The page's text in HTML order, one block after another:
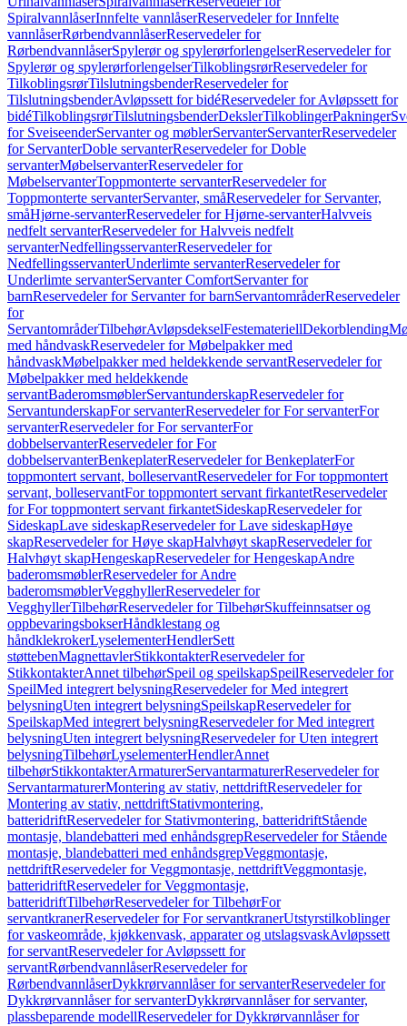
SpiralvannlåserInnfelte vannlåserReservedeler for Innfelte
vannlåserRørbendvannlåserReservedeler for
RørbendvannlåserSpylerør og spylerørforlengelserReservedeler for
Spylerør og spylerørforlengelserTilkoblingsrørReservedeler for
TilkoblingsrørTilslutningsbenderReservedeler for
TilslutningsbenderAvløpssett for bidéReservedeler for Avløpssett for
bidéTilkoblingsrørTilslutningsbenderDekslerTilkoblingerPakninger
for SveiseenderServanter og møblerServanterServanterReservedeler
for ServanterDoble servanterReservedeler for Doble
servanterMøbelservanterReservedeler for
MøbelservanterToppmonterte servanterReservedeler for
Toppmonterte servanterServanter, småReservedeler for Servanter,
småHjørne-servanterReservedeler for Hjørne-servanterHalvveis
nedfelt servanterReservedeler for Halvveis nedfelt
servanterNedfellingsservanterReservedeler for
NedfellingsservanterUnderlimte servanterReservedeler for
Underlimte servanterServanter ComfortServanter for
barnReservedeler for Servanter for barnServantområderReservedeler
for
ServantområderTilbehørAvløpsdekselFestemateriellDekorblending
med håndvaskReservedeler for Møbelpakker med
håndvaskMøbelpakker med heldekkende servantReservedeler for
Møbelpakker med heldekkende
servantBaderomsmøblerServantunderskapReservedeler for
ServantunderskapFor servanterReservedeler for For servanterFor
servanterReservedeler for For servanterFor
dobbelservanterReservedeler for For
dobbelservanterBenkeplaterReservedeler for BenkeplaterFor
toppmontert servant, bolleservantReservedeler for For toppmontert
servant, bolleservantFor toppmontert servant firkantetReservedeler
for For toppmontert servant firkantetSideskapReservedeler for
SideskapLave sideskapReservedeler for Lave sideskapHøye
skapReservedeler for Høye skapHalvhøyt skapReservedeler for
Halvhøyt skapHengeskapReservedeler for HengeskapAndre
baderomsmøblerReservedeler for Andre
baderomsmøblerVegghyllerReservedeler for
VegghyllerTilbehørReservedeler for TilbehørSkuffeinnsatser og
oppbevaringsbokserHåndklestang og
håndklekrokerLyselementerHendlerSett
støttebenMagnettavlerStikkontakterReservedeler for
StikkontakterAnnet tilbehørSpeil og speilskapSpeilReservedeler for
SpeilMed integrert belysningReservedeler for Med integrert
belysningUten integrert belysningSpeilskapReservedeler for
SpeilskapMed integrert belysningReservedeler for Med integrert
belysningUten integrert belysningReservedeler for Uten integrert
belysningTilbehørLyselementerHendlerAnnet
tilbehørStikkontakterArmaturerServantarmaturerReservedeler for
ServantarmaturerMontering av stativ, nettdriftReservedeler for
Montering av stativ, nettdriftStativmontering,
batteridriftReservedeler for Stativmontering, batteridriftStående
montasje, blandebatteri med enhåndsgrepReservedeler for Stående
montasje, blandebatteri med enhåndsgrepVeggmontasje,
nettdriftReservedeler for Veggmontasje, nettdriftVeggmontasje,
batteridriftReservedeler for Veggmontasje,
batteridriftTilbehørReservedeler for TilbehørFor
servantkranerReservedeler for For servantkranerUtstyrstilkoblinger
for vaskeområde, kjøkkenvask, apparater og utslagsvaskAvløpssett
for servantReservedeler for Avløpssett for
servantRørbendvannlåserReservedeler for
RørbendvannlåserDykkrørvannlåser for servanterReservedeler for
Dykkrørvannlåser for servanterDykkrørvannlåser for servanter,
plassbeparende modellReservedeler for Dykkrørvannlåser for